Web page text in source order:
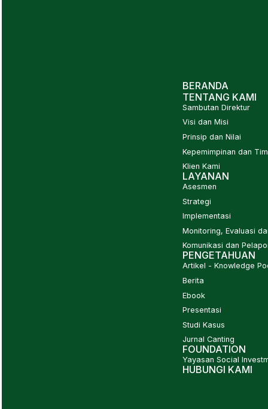
BERANDA
TENTANG KAMI
Sambutan Direktur
Visi dan Misi
Prinsip dan Nilai
Kepemimpinan dan
Klien Kami
LAYANAN
Asesmen
Strategi
Implementasi
Monitoring, Evaluasi
Komunikasi dan
PENGETAHUAN
Artikel - Knowledge
Berita
Ebook
Presentasi
Studi Kasus
Jurnal Canting
FOUNDATION
Yayasan Social
HUBUNGI KAMI